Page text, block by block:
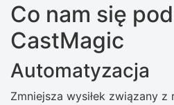
Co nam się
CastMagic
Automatyzacja
Zmniejsza wysiłek związany